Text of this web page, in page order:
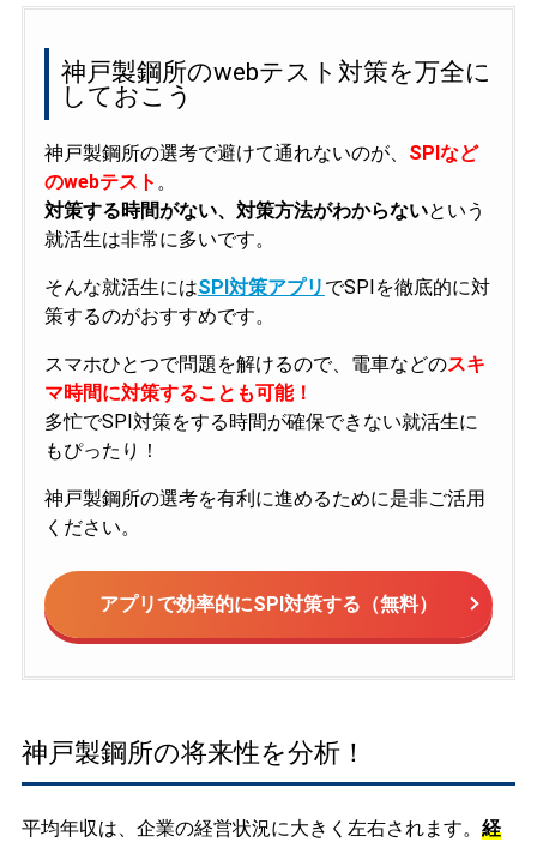
神戸製鋼所のwebテスト対策を万全に
しておこう
神戸製鋼所の選考で避けて通れないのが、 SPIなど
のwebテスト 。
対策する時間がない、対策方法がわからないという
就活生は非常に多いです。
そんな就活生にはSPI対策アプリ でSPIを徹底的に対
策するのがおすすめです。
スマホひとつで問題を解けるので、電車などのスキ
マ時間に対策することも可能！
多忙でSPI対策をする時間が確保できない就活生に
もぴったり！
神戸製鋼所の選考を有利に進めるために是非ご活用
ください。
アプリで効率的にSPI対策する（無料）
神戸製鋼所の将来性を分析！
平均年収は、企業の経営状況に大きく左右されます。 経